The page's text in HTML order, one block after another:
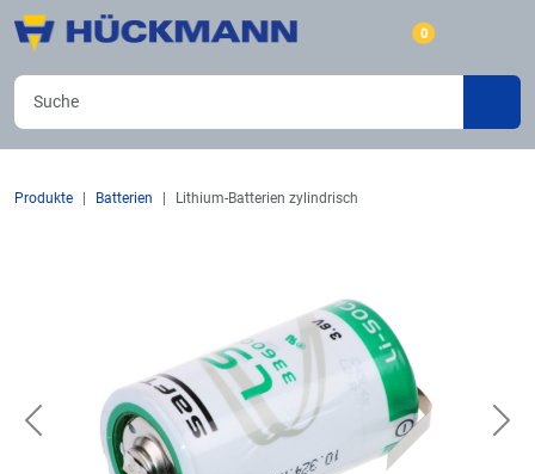
0
Produkte Batterien Lithium-Batterien zylindrisch
Previous